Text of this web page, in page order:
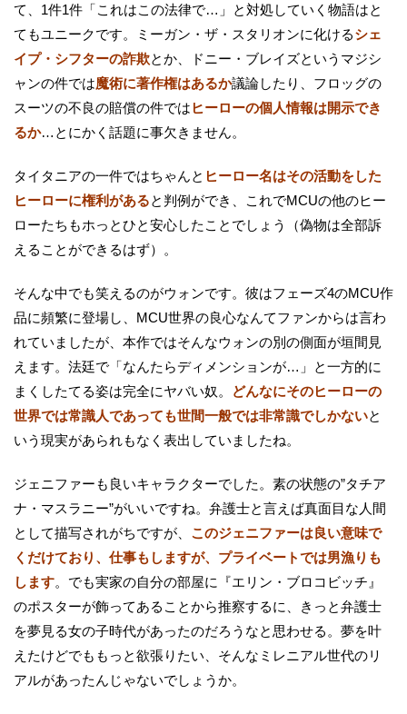
て、1件1件「これはこの法律で…」と対処していく物語はと
てもユニークです。ミーガン・ザ・スタリオンに化けるシェ
イプ・シフターの詐欺とか、ドニー・ブレイズというマジシ
ャンの件では魔術に著作権はあるか議論したり、フロッグの
スーツの不良の賠償の件では ヒーローの個人情報は開示でき
るか…とにかく話題に事欠きません。
タイタニアの一件ではちゃんと ヒーロー名はその活動をした
ヒーローに権利があると判例ができ、これでMCUの他のヒー
ローたちもホっとひと安心したことでしょう（偽物は全部訴
えることができるはず）。
そんな中でも笑えるのがウォンです。彼はフェーズ4のMCU作
品に頻繁に登場し、MCU世界の良心なんてファンからは言わ
れていましたが、本作ではそんなウォンの別の側面が垣間見
えます。法廷で「なんたらディメンションが…」と一方的に
まくしたてる姿は完全にヤバい奴。
どんなにそのヒーローの
世界では常識人であっても世間一般では非常識でしかないと
いう現実があられもなく表出していましたね。
ジェニファーも良いキャラクターでした。素の状態の”タチア
ナ・マスラニー”がいいですね。弁護士と言えば真面目な人間
として描写されがちですが、 このジェニファーは良い意味で
くだけており、仕事もしますが、プライベートでは男漁りも
します。でも実家の自分の部屋に『エリン・ブロコビッチ』
のポスターが飾ってあることから推察するに、きっと弁護士
を夢見る女の子時代があったのだろうなと思わせる。夢を叶
えたけどでももっと欲張りたい、そんなミレニアル世代のリ
アルがあったんじゃないでしょうか。